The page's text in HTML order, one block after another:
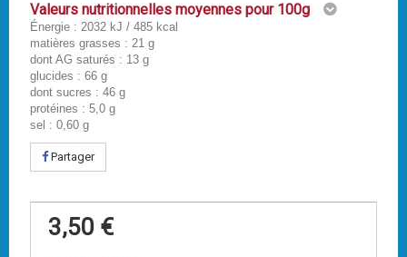
Valeurs nutritionnelles moyennes pour 100g
Énergie : 2032 kJ / 485 kcal
matières grasses : 21 g
dont AG saturés : 13 g
glucides : 66 g
dont sucres : 46 g
protéines : 5,0 g
sel : 0,60 g
Partager
3,50 €